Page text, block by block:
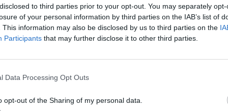
to third parties prior to your opt-out. You may separately
of your personal information by third parties on the IAB’s list of
This information may also be disclosed by us to third parties on the
Participants that may further disclose it to other third parties.
Data Processing Opt Outs
opt-out of the Sharing of my personal data.
kerülhetjük el a felesleges konyhai
alapanyagot megfelelően tárolunk és
a zöldségek és a gyümölcsök ideális
míg rájuk kerül a sor, szintén van
és gyümölcs remekül elvan a hűvös,